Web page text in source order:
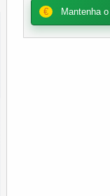
€ Mantenha